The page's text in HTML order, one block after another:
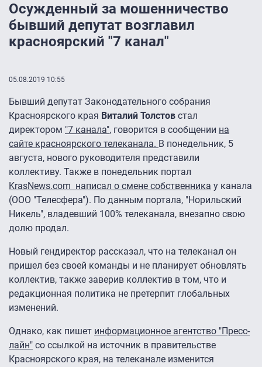
Осужденный за мошенничество
бывший депутат возглавил
красноярский "7 канал"
05.08.2019 10:55
Бывший депутат Законодательного собрания
Красноярского края Виталий Толстов стал
директором "7 канала", говорится в сообщении на
сайте красноярского телеканала. В понедельник, 5
августа, нового руководителя представили
коллективу. Также в понедельник портал
KrasNews.com написал о смене собственника у канала
(ООО "Телесфера"). По данным портала, "Норильский
Никель", владевший 100% телеканала, внезапно свою
долю продал.
Новый гендиректор рассказал, что на телеканал он
пришел без своей команды и не планирует обновлять
коллектив, также заверив коллектив в том, что и
редакционная политика не претерпит глобальных
изменений.
Однако, как пишет информационное агентство "Пресс-
лайн" со ссылкой на источник в правительстве
Красноярского края, на телеканале изменится